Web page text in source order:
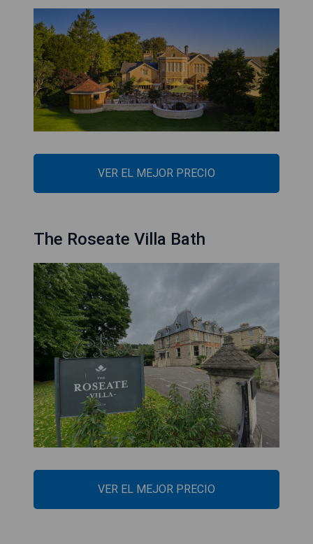
VER EL MEJOR PRECIO
The Roseate Villa Bath
VER EL MEJOR PRECIO